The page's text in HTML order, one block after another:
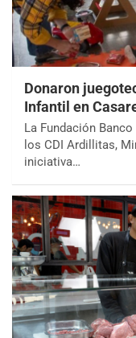
Donaron
Infantil en
La Fundación
los CDI Ardillitas,
iniciativa…